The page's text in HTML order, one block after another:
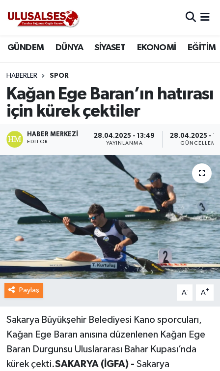
GÜNDEM DÜNYA SİYASET EKONOMİ EĞİTİM
HABERLER SPOR
Kağan Ege Baran’ın hatırası
için kürek çektiler
HABER MERKEZI
EDITÖR
28.04.2025 - 13:49
YAYINLANMA
28.04.2025 -
GÜNCELLEME
Paylaş A- A+
Sakarya Büyükşehir Belediyesi Kano sporcuları,
Kağan Ege Baran anısına düzenlenen Kağan Ege
Baran Durgunsu Uluslararası Bahar Kupası’nda
kürek çekti.SAKARYA (İGFA) - Sakarya
DÜNYA
SİYASET
EKONOMİ
EĞİTİM
SAĞLIK
MAGAZİN
SPOR
Trafik Durumu
Süper Lig Puan Durumu ve Fikstür
Tüm Manşetler
Son Dakika Haberleri
Haber Arşivi